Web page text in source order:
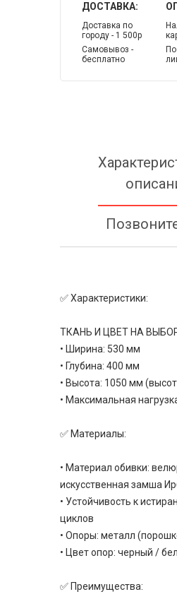
ДОСТАВКА:
Доставка по
городу - 1 500р
Самовывоз -
бесплатно
✅ Характеристики:
ТКАНЬ И ЦВЕТ НА
• Ширина: 530 мм
• Глубина: 400 мм
• Высота: 1050 мм
• Максимальная
✅ Материалы:
• Материал обивки:
искусственная замша
• Устойчивость к
циклов
• Опоры: металл
• Цвет опор: черный /
✅ Преимущества: